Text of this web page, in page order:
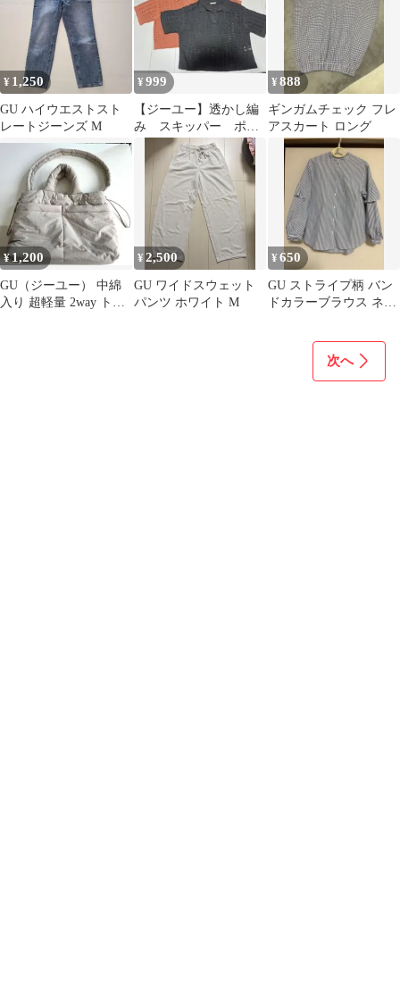
¥ 1,250
GU ハイウエストスト
レートジーンズ M
¥999
【ジーユー】透かし編
み スキッパー ポロ
セーター 半袖 ブラ
ック ブラウン
¥888
ギンガムチェック フレ
アスカート ロング
¥1,200
GU（ジーユー） 中綿
入り 超軽量 2way トー
¥2,500
GU ワイドスウェット
パンツ ホワイト M
¥650
GU ストライプ柄 バン
ドカラーブラウス ネイ
次へ